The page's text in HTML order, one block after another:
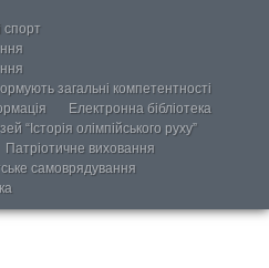
спорт
загальні компетентності
Електронна бібліотека
“Історія олімпійського руху”
Патріотичне виховання
самоврядування